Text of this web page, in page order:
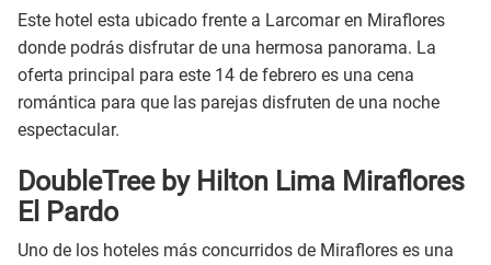
Este hotel esta ubicado frente a Larcomar en Miraflores
donde podrás disfrutar de una hermosa panorama. La
oferta principal para este 14 de febrero es una cena
romántica para que las parejas disfruten de una noche
espectacular.
DoubleTree by Hilton Lima Miraflores
El Pardo
Uno de los hoteles más concurridos de Miraflores es una